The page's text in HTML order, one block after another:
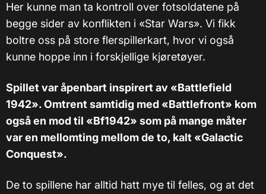
Her kunne man ta kontroll over fotsoldatene på
begge sider av konflikten i «Star Wars». Vi fikk
boltre oss på store flerspillerkart, hvor vi også
kunne hoppe inn i forskjellige kjøretøyer.
Spillet var åpenbart inspirert av «Battlefield
1942». Omtrent samtidig med «Battlefront» kom
også en mod til «Bf1942» som på mange måter
var en mellomting mellom de to, kalt «Galactic
Conquest».
De to spillene har alltid hatt mye til felles, og at det